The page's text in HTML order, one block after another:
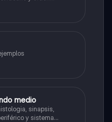
1833. "Era Portaliana"
medio
sinapsis,
y sistema